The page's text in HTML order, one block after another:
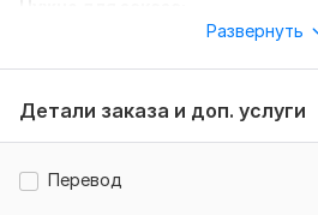
Перед работой опишите
нужен перевод, дедлайн,
путешествия
Развернуть
Детали заказа и доп. услуги
Перевод